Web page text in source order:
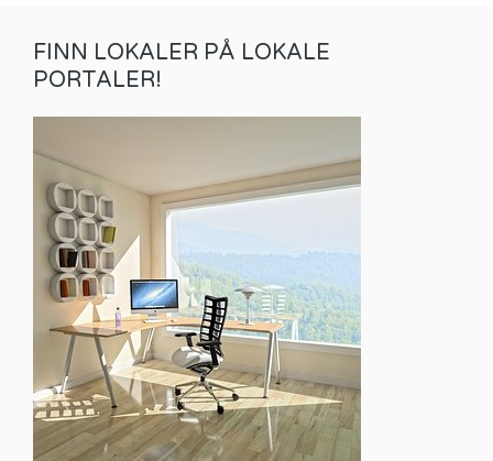
FINN LOKALER PÅ LOKALE
PORTALER!